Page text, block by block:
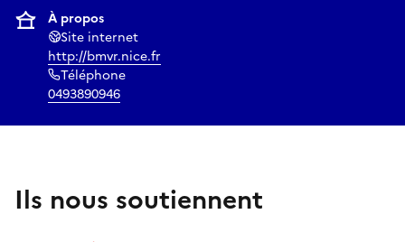
À propos
Site internet
http://bmvr.nice.fr
Téléphone
0493890946
Ils nous soutiennent